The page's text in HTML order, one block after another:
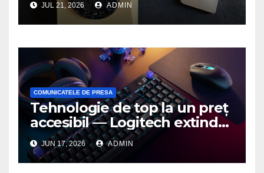
JUL 21, 2026 ADMIN
COMUNICATELE DE PRESA
Tehnologie de top la un preț
accesibil — Logitech extinde
seria G3 cu un nou mouse și
o nouă tastatură pentru
gaming pe PC
JUN 17, 2026 ADMIN